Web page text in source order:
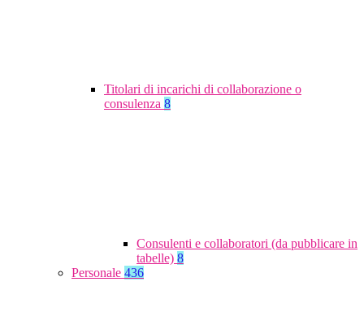
Titolari di incarichi di collaborazione o
consulenza 8
Consulenti e collaboratori (da pubblicare in
tabelle) 8
Personale 436